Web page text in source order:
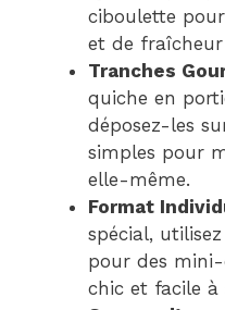
ciboulette
et de
Tranches
quiche en
déposez-les
simples pour
elle-même.
Format
spécial,
pour des mini-
chic et facile à